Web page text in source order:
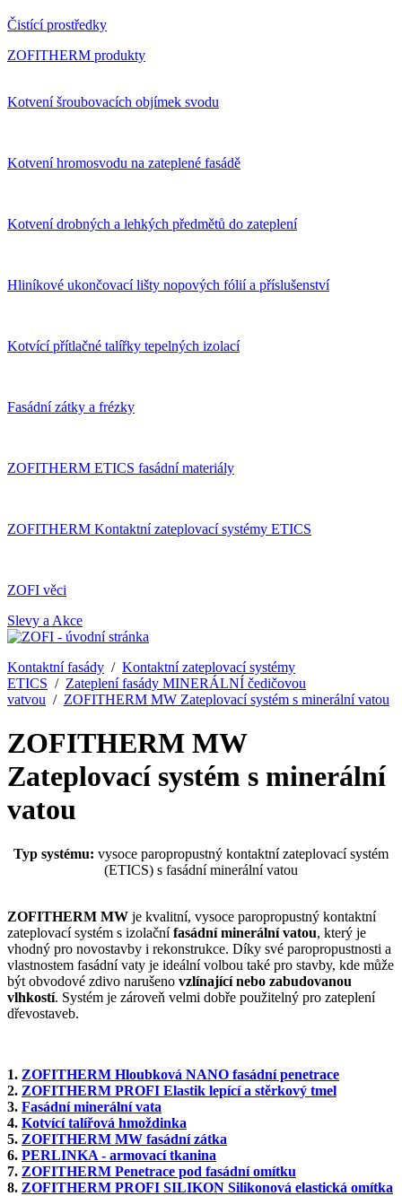
Čistící prostředky
ZOFITHERM produkty
Kotvení šroubovacích objímek svodu
Kotvení hromosvodu na zateplené fasádě
Kotvení drobných a lehkých předmětů do zateplení
Hliníkové ukončovací lišty nopových fólií a příslušenství
Kotvící přítlačné talířky tepelných izolací
Fasádní zátky a frézky
ZOFITHERM ETICS fasádní materiály
ZOFITHERM Kontaktní zateplovací systémy ETICS
ZOFI věci
Slevy a Akce
Kontaktní fasády / Kontaktní zateplovací systémy
ETICS / Zateplení fasády MINERÁLNÍ čedičovou
vatvou / ZOFITHERM MW Zateplovací systém s minerální vatou
ZOFITHERM MW
Zateplovací systém s minerální
vatou
Typ systému: vysoce paropropustný kontaktní zateplovací systém
(ETICS) s fasádní minerální vatou
ZOFITHERM MW je kvalitní, vysoce paropropustný kontaktní
zateplovací systém s izolačnífasádní minerální vatou, který je
vhodný pro novostavby i rekonstrukce. Díky své paropropustnosti a
vlastnostem fasádní vaty je ideální volbou také pro stavby, kde může
být obvodové zdivo narušeno vzlínající nebo zabudovanou
vlhkostí. Systém je zároveň velmi dobře použitelný pro zateplení
dřevostaveb.
1. ZOFITHERM Hloubková NANO fasádní penetrace
2. ZOFITHERM PROFI Elastik lepící a stěrkový tmel
3. Fasádní minerální vata
4. Kotvící talířová hmoždinka
5. ZOFITHERM MW fasádní zátka
6. PERLINKA - armovací tkanina
7. ZOFITHERM Penetrace pod fasádní omítku
8. ZOFITHERM PROFI SILIKON Silikonová elastická omítka